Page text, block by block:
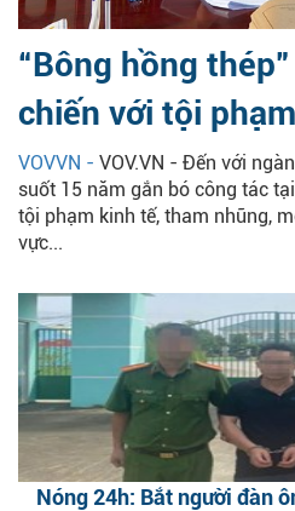
“Bông hồng
chiến với tội
VOVVN - VOV.VN - Đến với
suốt 15 năm gắn bó công tác
tội phạm kinh tế, tham nhũng,
vực...
Nóng 24h: Bắt người đàn